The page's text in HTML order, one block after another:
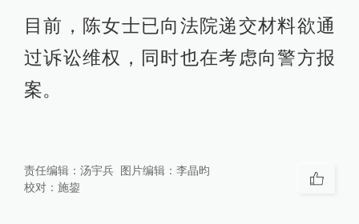
目前，陈女士已向法院递交材料欲通
过诉讼维权，同时也在考虑向警方报
案。
责任编辑： 汤宇兵 图片编辑： 李晶昀
校对： 施鋆